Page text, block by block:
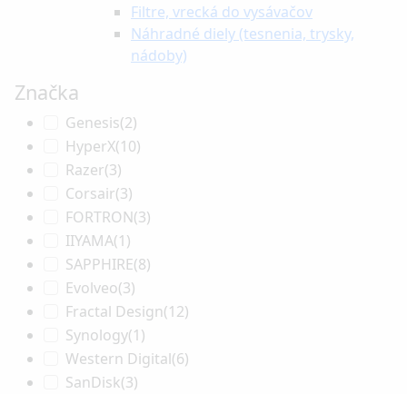
Filtre, vrecká do vysávačov
Náhradné diely (tesnenia, trysky,
nádoby)
Značka
Genesis(2)
HyperX(10)
Razer(3)
Corsair(3)
FORTRON(3)
IIYAMA(1)
SAPPHIRE(8)
Evolveo(3)
Fractal Design(12)
Synology(1)
Western Digital(6)
SanDisk(3)